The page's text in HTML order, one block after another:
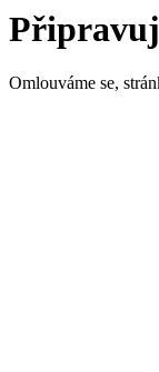
Omlouváme se,